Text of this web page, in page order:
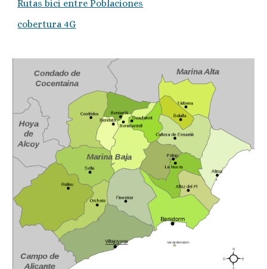
Rutas bici entre Poblaciones
cobertura 4G